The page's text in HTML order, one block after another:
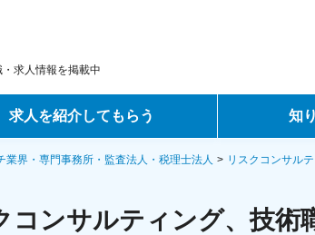
求人情報を掲載中
求人を紹介してもらう
ントサービス
知
転職ノウハウ
データで見る
業界・専門事務所・監査法人・税理士法人 リスクコンサル
コンサルティング、技術